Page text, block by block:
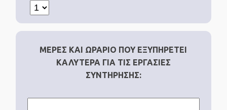
ΜΕΡΕΣ ΚΑΙ ΩΡΑΡΙΟ ΠΟΥ ΕΞΥΠΗΡΕΤΕΙ
ΚΑΛΥΤΕΡΑ ΓΙΑ ΤΙΣ ΕΡΓΑΣΙΕΣ
ΣΥΝΤΗΡΗΣΗΣ: